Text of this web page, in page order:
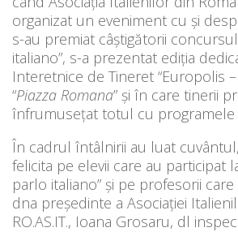
organizat un eveniment cu şi
s-au premiat câştigătorii
italiano”, s-a prezentat ediţia
Interetnice de Tineret “Europolis
“Piazza Romana” şi în care tinerii
înfrumuseţat totul cu programele
În cadrul întâlnirii au luat
felicita pe elevii care au participat
parlo italiano” şi pe profesorii
dna preşedinte a Asociaţiei
RO.AS.IT., Ioana Grosaru, dl